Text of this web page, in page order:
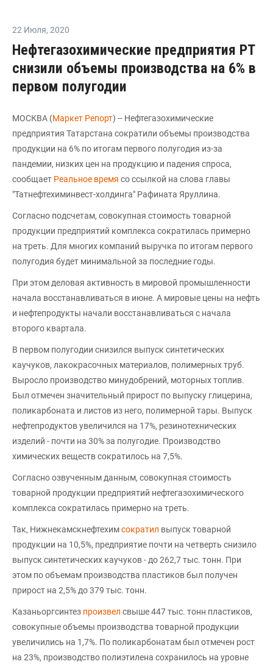
22 Июля, 2020
Нефтегазохимические предприятия РТ
снизили объемы производства на 6% в
первом полугодии
МОСКВА (Маркет Репорт) -- Нефтегазохимические
предприятия Татарстана сократили объемы производства
продукции на 6% по итогам первого полугодия из-за
пандемии, низких цен на продукцию и падения спроса,
сообщает Реальное время со ссылкой на слова главы
"Татнефтехиминвест-холдинга" Рафината Яруллина.
Согласно подсчетам, совокупная стоимость товарной
продукции предприятий комплекса сократилась примерно
на треть. Для многих компаний выручка по итогам первого
полугодия будет минимальной за последние годы.
При этом деловая активность в мировой промышленности
начала восстанавливаться в июне. А мировые цены на нефть
и нефтепродукты начали восстанавливаться с начала
второго квартала.
В первом полугодии снизился выпуск синтетических
каучуков, лакокрасочных материалов, полимерных труб.
Выросло производство минудобрений, моторных топлив.
Был отмечен значительный прирост по выпуску глицерина,
поликарбоната и листов из него, полимерной тары. Выпуск
нефтепродуктов увеличился на 17%, резинотехнических
изделий - почти на 30% за полугодие. Производство
химических веществ сократилось на 7,5%.
Согласно озвученным данным, совокупная стоимость
товарной продукции предприятий нефтегазохимического
комплекса сократилась примерно на треть.
Так, Нижнекамскнефтехимсократил выпуск товарной
продукции на 10,5%, предприятие почти на четверть снизило
выпуск синтетических каучуков - до 262,7 тыс. тонн. При
этом по объемам производства пластиков был получен
прирост на 2,5% до 379 тыс. тонн.
Казаньоргсинтез произвел свыше 447 тыс. тонн пластиков,
совокупные объемы производства товарной продукции
увеличились на 1,7%. По поликарбонатам был отмечен рост
на 23%, производство полиэтилена сохранилось на уровне